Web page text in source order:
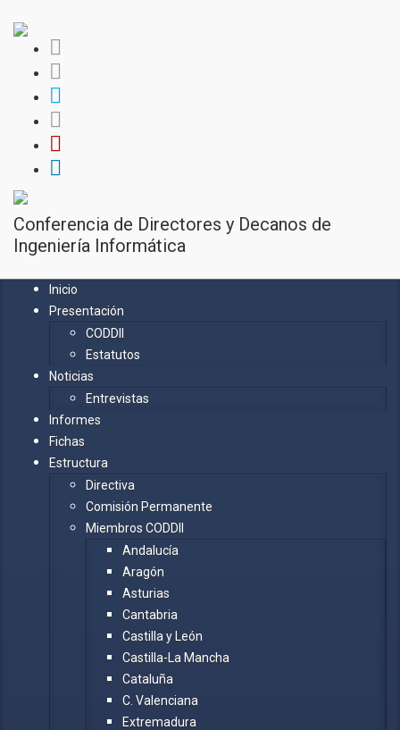
Conferencia de Directores y Decanos de
Ingeniería Informática
Inicio
Presentación
CODDII
Estatutos
Noticias
Entrevistas
Informes
Fichas
Estructura
Directiva
Comisión Permanente
Miembros CODDII
Andalucía
Aragón
Asturias
Cantabria
Castilla y León
Castilla-La Mancha
Cataluña
C. Valenciana
Extremadura